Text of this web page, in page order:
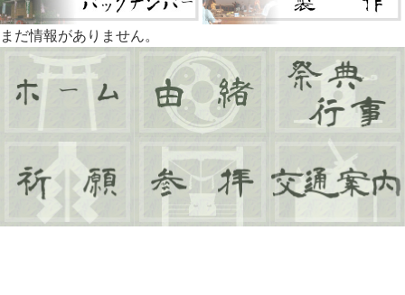
まだ情報がありません。